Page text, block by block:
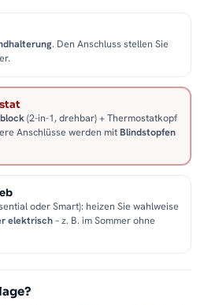
. Den Anschluss stellen Sie
(2-in-1, drehbar) + Thermostatkopf
Anschlüsse werden mitBlindstopfen
oder Smart): heizen Sie wahlweise
elektrisch– z. B. im Sommer ohne